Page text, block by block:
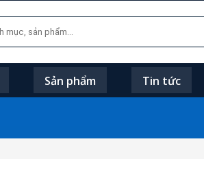
Sản phẩm Tin tức